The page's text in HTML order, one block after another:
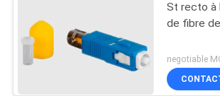
St recto à
de fibre
negotiable